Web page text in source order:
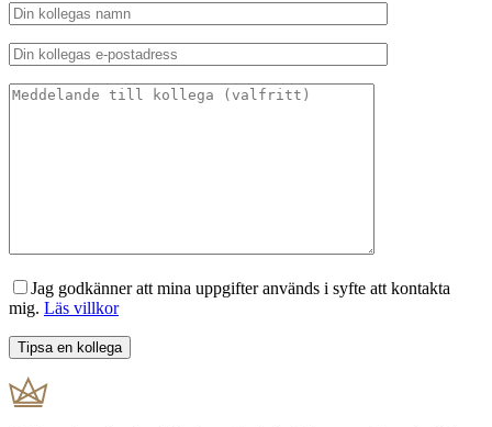
Jag godkänner att mina uppgifter används i syfte att kontakta
mig. Läs villkor